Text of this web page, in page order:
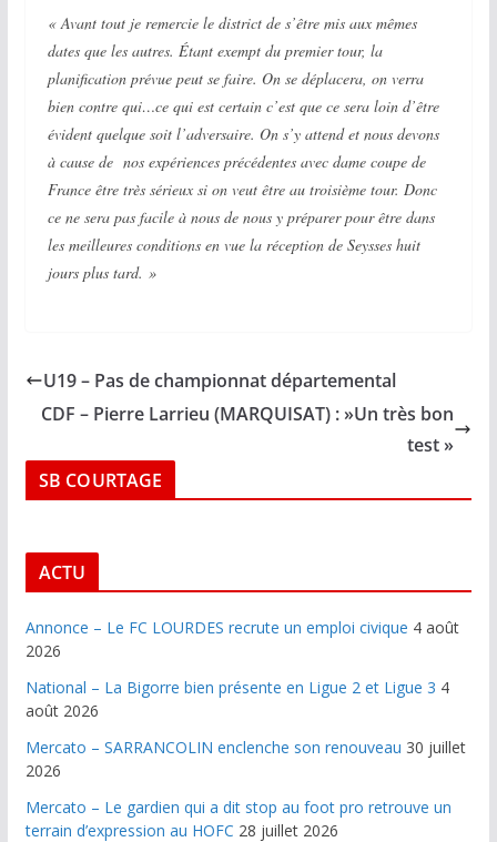
« Avant tout je remercie le district de s’être mis aux mêmes
dates que les autres. Étant exempt du premier tour, la
planification prévue peut se faire. On se déplacera, on verra
bien contre qui…ce qui est certain c’est que ce sera loin d’être
évident quelque soit l’adversaire. On s’y attend et nous devons
à cause de nos expériences précédentes avec dame coupe de
France être très sérieux si on veut être au troisième tour. Donc
ce ne sera pas facile à nous de nous y préparer pour être dans
les meilleures conditions en vue la réception de Seysses huit
jours plus tard. »
U19 – Pas de championnat départemental
CDF – Pierre Larrieu (MARQUISAT) : »Un très bon
test »
SB COURTAGE
ACTU
Annonce – Le FC LOURDES recrute un emploi civique 4 août
2026
National – La Bigorre bien présente en Ligue 2 et Ligue 3 4
août 2026
Mercato – SARRANCOLIN enclenche son renouveau 30 juillet
2026
Mercato – Le gardien qui a dit stop au foot pro retrouve un
terrain d’expression au HOFC 28 juillet 2026